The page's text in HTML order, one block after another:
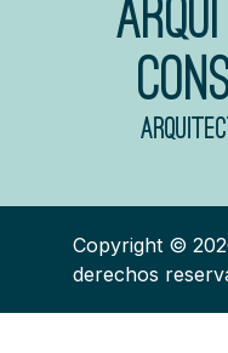
Copyright ©
derechos